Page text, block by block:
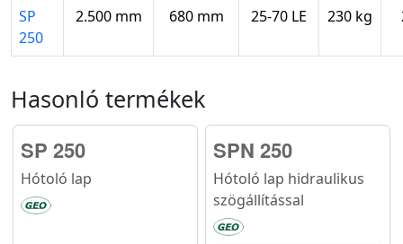
SP
250
2.500 mm 680 mm 25-70 LE 230 kg
Hasonló termékek
SP 250
Hótoló lap
SPN 250
Hótoló lap hidraulikus
szögállítással